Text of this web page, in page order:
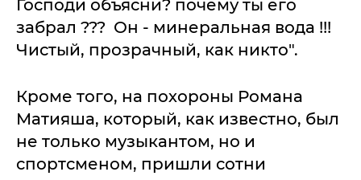
Господи объясни? почему ты его
забрал ??? Он - минеральная вода !!!
Чистый, прозрачный, как никто".
Кроме того, на похороны Романа
Матияша, который, как известно, был
не только музыкантом, но и
спортсменом, пришли сотни